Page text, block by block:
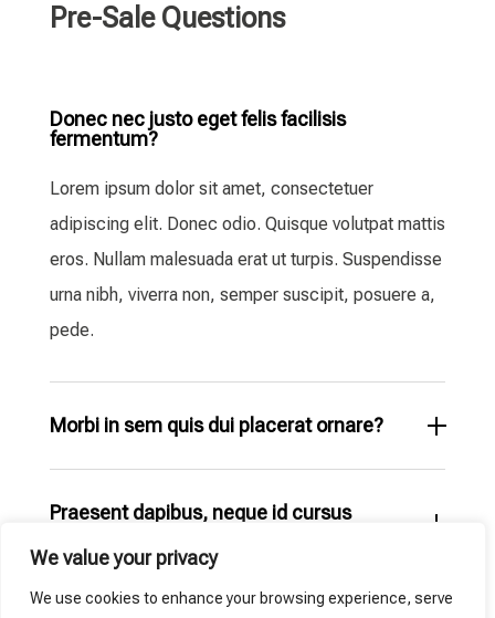
We value your privacy
We use cookies to enhance your browsing experience, serve
Pre-Sale Questions
Donec nec justo eget felis facilisis
fermentum?
Lorem ipsum dolor sit amet, consectetuer
adipiscing elit. Donec odio. Quisque volutpat mattis
eros. Nullam malesuada erat ut turpis. Suspendisse
urna nibh, viverra non, semper suscipit, posuere a,
pede.
Morbi in sem quis dui placerat ornare?
Praesent dapibus, neque id cursus